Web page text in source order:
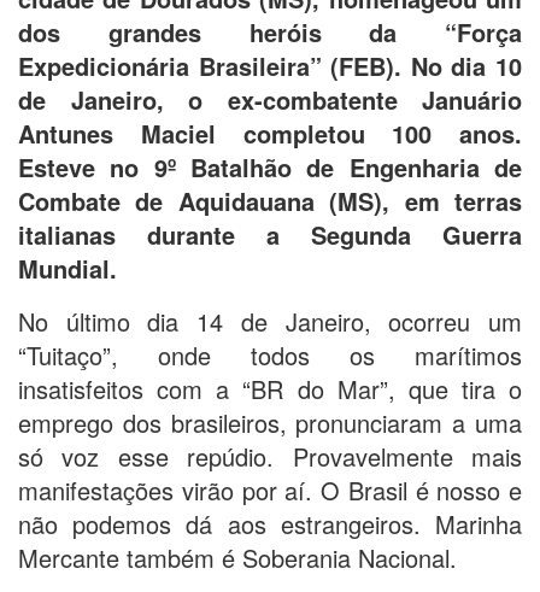
dos grandes heróis da “Força
Expedicionária Brasileira” (FEB). No dia 10
de Janeiro, o ex-combatente Januário
Antunes Maciel completou 100 anos.
Esteve no 9º Batalhão de Engenharia de
Combate de Aquidauana (MS), em terras
italianas durante a Segunda Guerra
Mundial.
No último dia 14 de Janeiro, ocorreu um
“Tuitaço”, onde todos os marítimos
insatisfeitos com a “BR do Mar”, que tira o
emprego dos brasileiros, pronunciaram a uma
só voz esse repúdio. Provavelmente mais
manifestações virão por aí. O Brasil é nosso e
não podemos dá aos estrangeiros. Marinha
Mercante também é Soberania Nacional.